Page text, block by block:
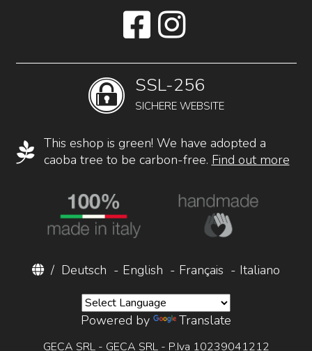
SSL-256
SICHERE WEBSITE
This eshop is green! We have adopted a
caoba tree to be carbon-free. Find out more
/ Deutsch - English - Français - Italiano
Powered by Translate
GECA SRL - GECA SRL - P.Iva 10239041212